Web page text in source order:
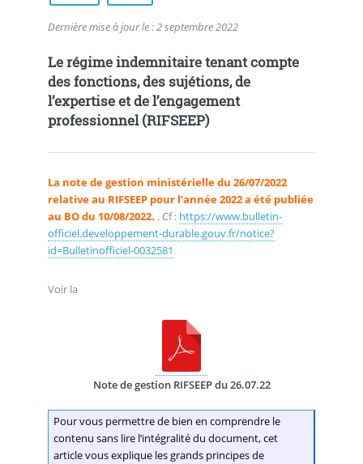
Dernière mise à jour le : 2 septembre 2022
Le régime indemnitaire tenant compte
des fonctions, des sujétions, de
l’expertise et de l’engagement
professionnel (RIFSEEP)
La note de gestion ministérielle du 26/07/2022
relative au RIFSEEP pour l’année 2022 a été publiée
au BO du 10/08/2022. . Cf : https://www.bulletin-
officiel.developpement-durable.gouv.fr/notice?
id=Bulletinofficiel-0032581
Voir la
Note de gestion RIFSEEP du 26.07.22
Pour vous permettre de bien en comprendre le
contenu sans lire l’intégralité du document, cet
article vous explique les grands principes de